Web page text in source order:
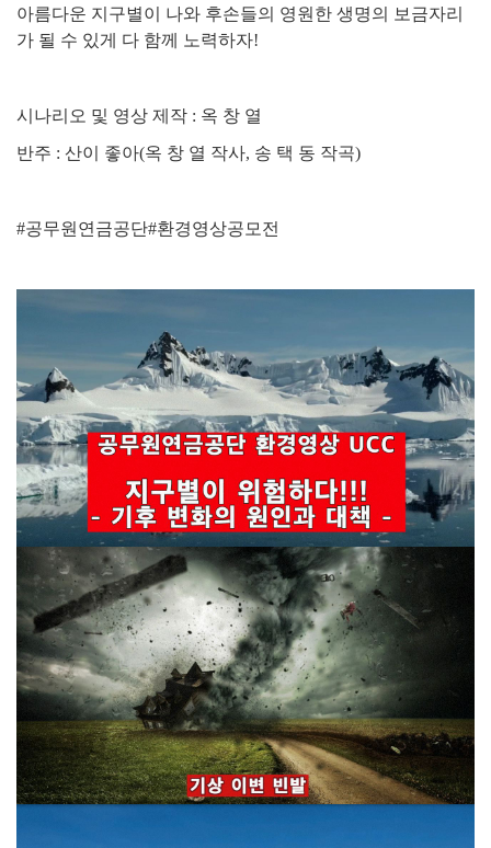
아름다운 지구별이 나와 후손들의 영원한 생명의 보금자리
가 될 수 있게 다 함께 노력하자!
시나리오 및 영상 제작 : 옥 창 열
반주 : 산이 좋아(옥 창 열 작사, 송 택 동 작곡)
#공무원연금공단#환경영상공모전